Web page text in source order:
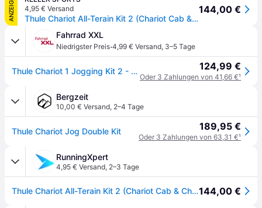
ANZEIGE
4,95 € Versand
Thule Chariot All-Terain Kit 2 (Chariot Cab & Chariot Lite) - Jetzt bei Keller Sports kaufen!
144,00 €
Fahrrad XXL
Niedrigster Preis·4,99 € Versand, 3–5 Tage
Thule Chariot 1 Jogging Kit 2 - Zweisitzer (bis MY2024) Schwarz Modell 2026 - One Size 124,99 €
Oder 3 Zahlungen von 41,66 €¹
Bergzeit
10,00 € Versand, 2–4 Tage
Thule Chariot Jog Double Kit 189,95 €
Oder 3 Zahlungen von 63,31 €¹
RunningXpert
4,95 € Versand, 2–3 Tage
Thule Chariot All-Terain Kit 2 (Chariot Cab & Chariot Lite) (Unisex) Jogger Kinderwagen und Zubehör144,00 €